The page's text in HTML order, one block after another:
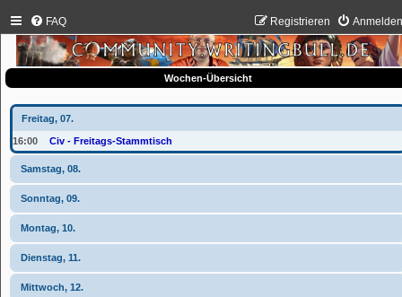
FAQ Registrieren
Wochen-Übersicht
Freitag, 07.
16:00 Civ - Freitags-Stammtisch
Samstag, 08.
Sonntag, 09.
Montag, 10.
Dienstag, 11.
Mittwoch, 12.